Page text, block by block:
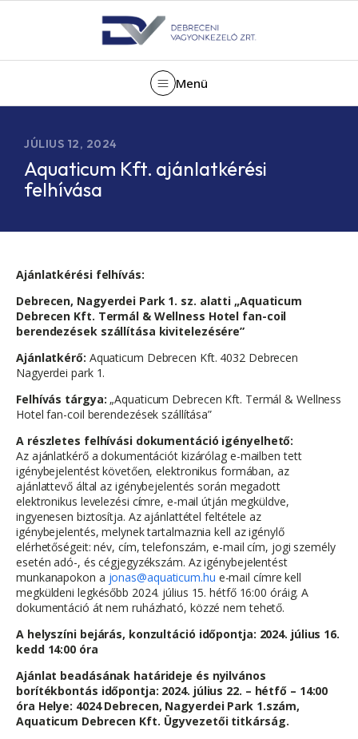
Menü
JÚLIUS 12, 2024
Aquaticum Kft. ajánlatkérési
felhívása
Ajánlatkérési felhívás:
Debrecen, Nagyerdei Park 1. sz. alatti „Aquaticum
Debrecen Kft. Termál & Wellness Hotel fan-coil
berendezések szállítása kivitelezésére”
Ajánlatkérő: Aquaticum Debrecen Kft. 4032 Debrecen
Nagyerdei park 1.
Felhívás tárgya: „Aquaticum Debrecen Kft. Termál & Wellness
Hotel fan-coil berendezések szállítása”
A részletes felhívási dokumentáció igényelhető:
Az ajánlatkérő a dokumentációt kizárólag e-mailben tett
igénybejelentést követően, elektronikus formában, az
ajánlattevő által az igénybejelentés során megadott
elektronikus levelezési címre, e-mail útján megküldve,
ingyenesen biztosítja. Az ajánlattétel feltétele az
igénybejelentés, melynek tartalmaznia kell az igénylő
elérhetőségeit: név, cím, telefonszám, e-mail cím, jogi személy
esetén adó-, és cégjegyzékszám. Az igénybejelentést
munkanapokon a jonas@aquaticum.hu e-mail címre kell
megküldeni legkésőbb 2024. július 15. hétfő 16:00 óráig. A
dokumentáció át nem ruházható, közzé nem tehető.
A helyszíni bejárás, konzultáció időpontja: 2024. július 16.
kedd 14:00 óra
Ajánlat beadásának határideje és nyilvános
borítékbontás időpontja: 2024. július 22. – hétfő – 14:00
óra Helye: 4024 Debrecen, Nagyerdei Park 1.szám,
Aquaticum Debrecen Kft. Ügyvezetői titkárság.